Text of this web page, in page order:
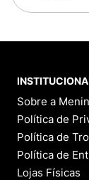
Sobre a
Política de
Política de
Política de
Lojas Físicas